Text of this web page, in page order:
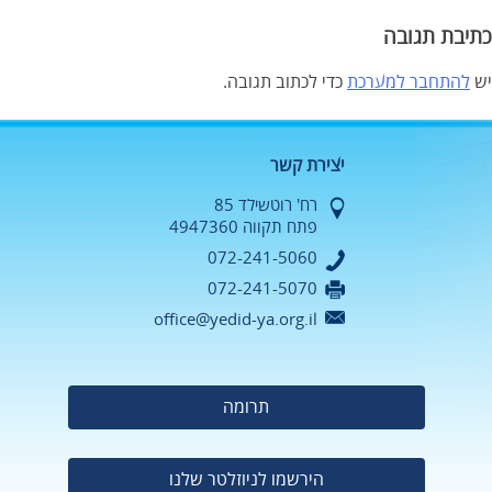
כתיבת תגובה
יש להתחבר למערכת כדי לכתוב תגובה.
יצירת קשר
רח' רוטשילד 85
פתח תקווה 4947360
072-241-5060
072-241-5070
office@yedid-ya.org.il
תרומה
הירשמו לניוזלטר שלנו